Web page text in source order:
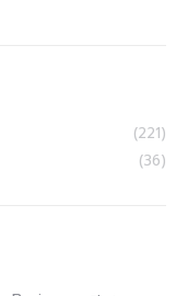
(221)
(36)